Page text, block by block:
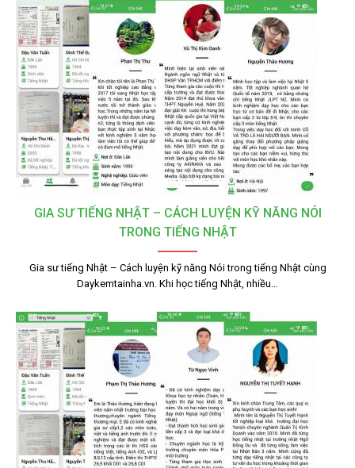
GIA SƯ TIẾNG NHẬT – CÁCH LUYỆN KỸ NĂNG NÓI
TRONG TIẾNG NHẬT
Gia sư tiếng Nhật – Cách luyện kỹ năng Nói trong tiếng Nhật cùng
Daykemtainha.vn. Khi học tiếng Nhật, nhiều…